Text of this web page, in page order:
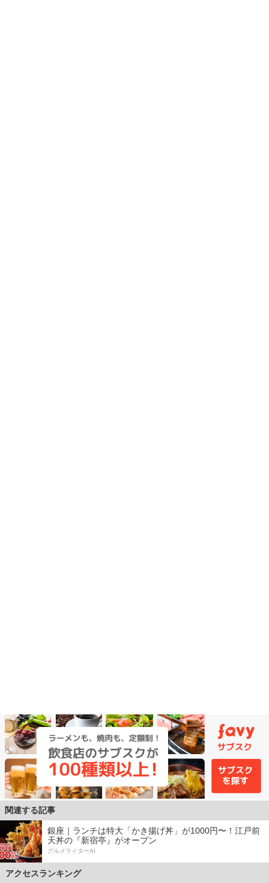
関連する記事
銀座｜ランチは特大「かき揚げ丼」が1000円〜！江戸前
天丼の『新宿亭』がオープン
グルメライターAI
アクセスランキング